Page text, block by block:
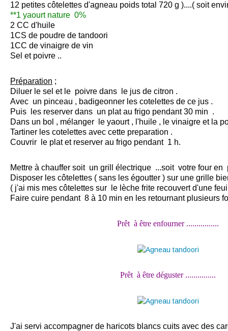
12 petites côtelettes d'agneau poids total 720 g )....( soit
**1 yaourt nature 0%
2 CC d'huile
1CS de poudre de tandoori
1CC de vinaigre de vin
Sel et poivre ..
Préparation ;
Diluer le sel et le poivre dans le jus de citron .
Avec un pinceau , badigeonner les cotelettes de ce jus .
Puis les reserver dans un plat au frigo pendant 30 min .
Dans un bol , mélanger le yaourt , l'huile , le vinaigre et la
Tartiner les cotelettes avec cette preparation .
Couvrir le plat et reserver au frigo pendant 1 h.
Mettre à chauffer soit un grill électrique ...soit votre four en
Disposer les côtelettes ( sans les égoutter ) sur une grille
( j'ai mis mes côtelettes sur le lèche frite recouvert d'une
Faire cuire pendant 8 à 10 min en les retournant plusieurs
Prêt à être enfourner ................
Prêt à être déguster ...............
J'ai servi accompagner de haricots blancs cuits avec des